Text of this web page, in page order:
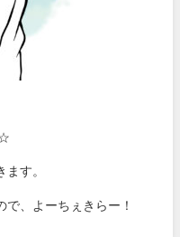
☆
す。
、よーちぇきらー！